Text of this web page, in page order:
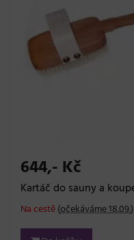
644,- Kč
Kartáč do sauny a
Na cestě(očekáváme 18.09.)